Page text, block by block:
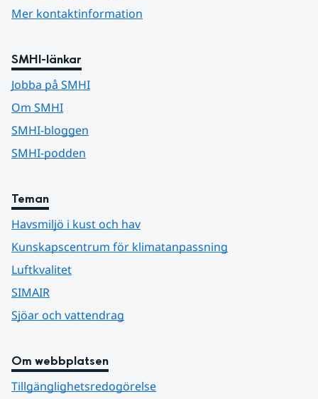
Mer kontaktinformation
SMHI-länkar
Jobba på SMHI
Om SMHI
SMHI-bloggen
SMHI-podden
Teman
Havsmiljö i kust och hav
Kunskapscentrum för klimatanpassning
Luftkvalitet
SIMAIR
Sjöar och vattendrag
Om webbplatsen
Tillgänglighetsredogörelse